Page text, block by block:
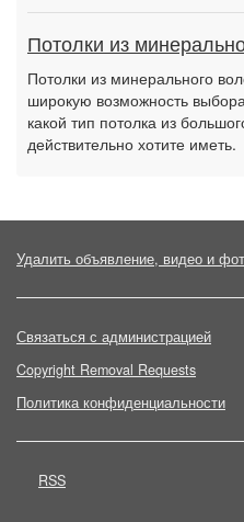
Потолки из
Потолки из минерального
широкую возможность
какой тип потолка из
действительно хотите иметь.
Удалить объявление, видео и
Связаться с администрацией
Copyright Removal Requests
Политика конфиденциальности
RSS